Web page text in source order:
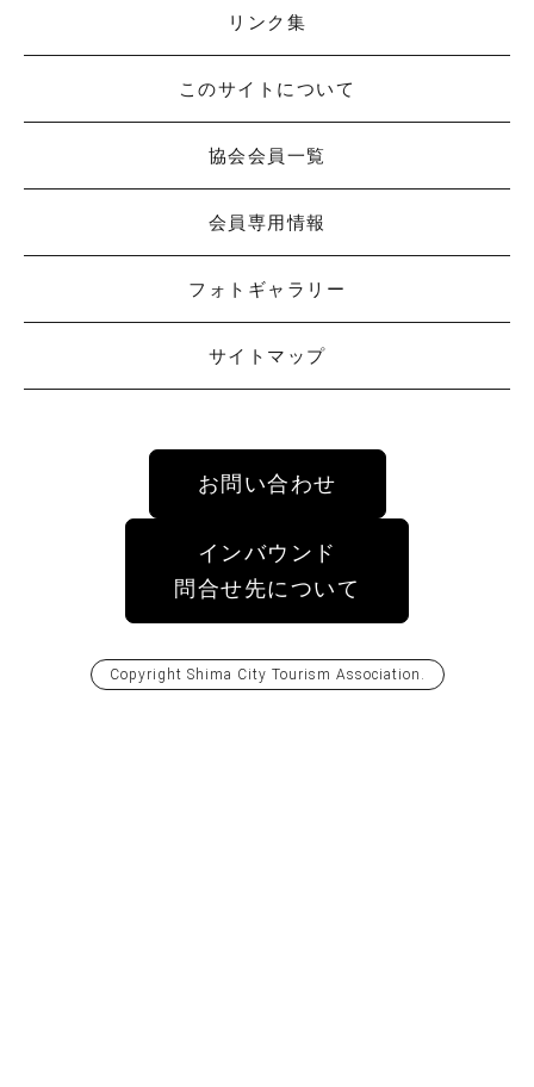
リンク集
このサイトについて
協会会員一覧
会員専用情報
フォトギャラリー
サイトマップ
お問い合わせ
インバウンド
問合せ先について
Copyright Shima City Tourism Association .